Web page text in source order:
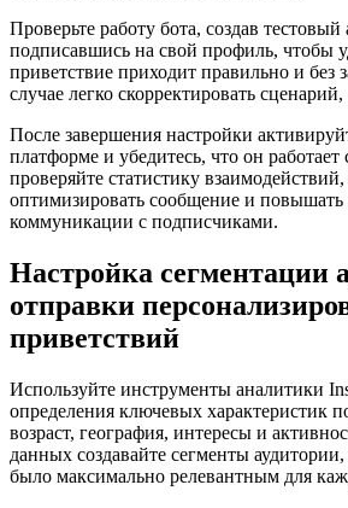
Проверьте работу бота, создав тестовый
подписавшись на свой профиль, чтобы
приветствие приходит правильно и без
случае легко скорректировать сценарий,
После завершения настройки
платформе и убедитесь, что он работает
проверяйте статистику
оптимизировать сообщение и повышать
коммуникации с подписчиками.
Настройка сегментации
отправки
приветствий
Используйте инструменты аналитики
определения ключевых характеристик
возраст, география, интересы и
данных создавайте сегменты
было максимально релевантным для